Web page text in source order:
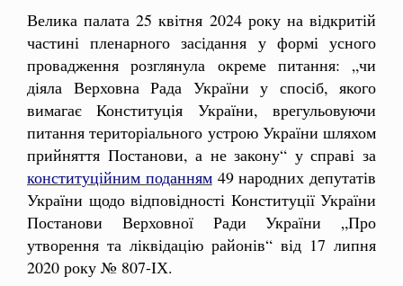
Велика палата 25 квітня 2024 року на відкритій
частині пленарного засідання у формі усного
провадження розглянула окреме питання: „чи
діяла Верховна Рада України у спосіб, якого
вимагає Конституція України, врегульовуючи
питання територіального устрою України шляхом
прийняття Постанови, а не закону“ у справі за
конституційним поданням49 народних депутатів
України щодо відповідності Конституції України
Постанови Верховної Ради України „Про
утворення та ліквідацію районів“ від 17 липня
2020 року № 807-ІХ.